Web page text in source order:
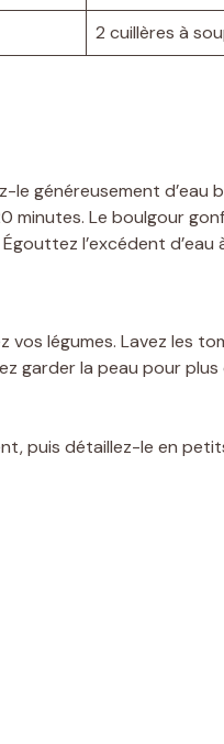
2 cuillères à
généreusement d’eau
minutes. Le boulgour
l’excédent d’eau
vos légumes. Lavez les
garder la peau pour
puis détaillez-le en